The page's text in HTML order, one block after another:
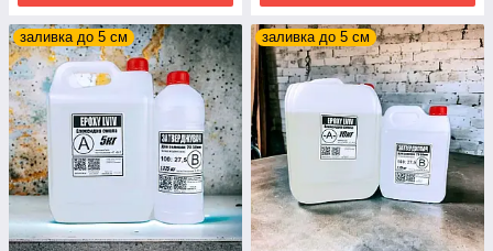
заливка до 5 см заливка до 5 см